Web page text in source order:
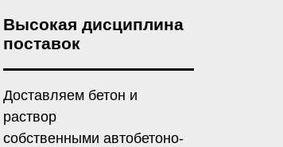
Высокая дисциплина
поставок
Доставляем бетон и
раствор
собственными автобетоно-